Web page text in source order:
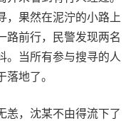
，果然在泥泞的小路上
路前行，民警发现两名
。当所有参与搜寻的人
地了。
恙，沈某不由得流下了